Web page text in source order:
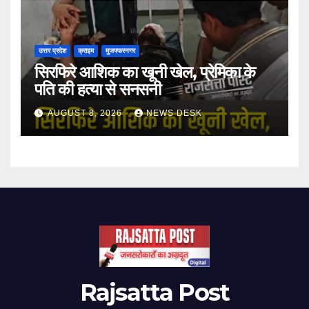
उत्तर प्रदेश क्राइम मुजफ्फरनगर
सिरफिरे आशिक का खूनी खेल, प्रेमिका के
पति की हत्या से सनसनी
AUGUST 8, 2026 NEWS DESK
Rajsatta Post